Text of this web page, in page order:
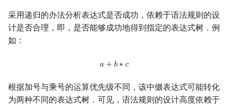
采用递归的办法分析表达式是否成功，依赖于语法规则的设
计是否合理，即，是否能够成功地得到指定的表达式树．例
如：
𝑎 +𝑏∗ 𝑐
a +b∗c
根据加号与乘号的运算优先级不同，该中缀表达式可能转化
为两种不同的表达式树．可见，语法规则的设计高度依赖于